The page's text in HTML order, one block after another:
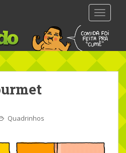
Quadrinhos